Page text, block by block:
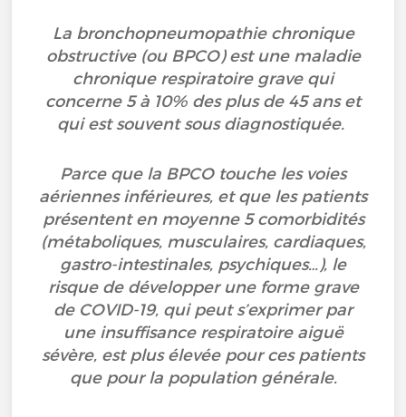
La bronchopneumopathie chronique
obstructive (ou BPCO) est une maladie
chronique respiratoire grave qui
concerne 5 à 10% des plus de 45 ans et
qui est souvent sous diagnostiquée.
Parce que la BPCO touche les voies
aériennes inférieures, et que les patients
présentent en moyenne 5 comorbidités
(métaboliques, musculaires, cardiaques,
gastro-intestinales, psychiques…), le
risque de développer une forme grave
de COVID-19, qui peut s’exprimer par
une insuffisance respiratoire aiguë
sévère, est plus élevée pour ces patients
que pour la population générale.